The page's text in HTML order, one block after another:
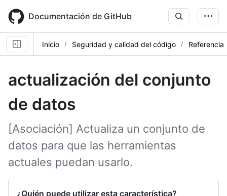
main
content
Documentación de GitHub
Inicio Seguridad y calidad del código Referencia
actualización del conjunto
de datos
[Asociación] Actualiza un conjunto de
datos para que las herramientas
actuales puedan usarlo.
¿Quién puede utilizar esta característica?